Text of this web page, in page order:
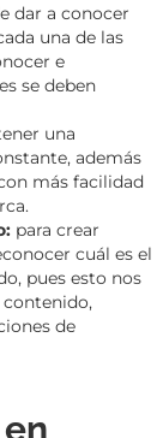
dar a conocer
una de las
e
se deben
una
además
más facilidad
para crear
cuál es el
pues esto nos
de